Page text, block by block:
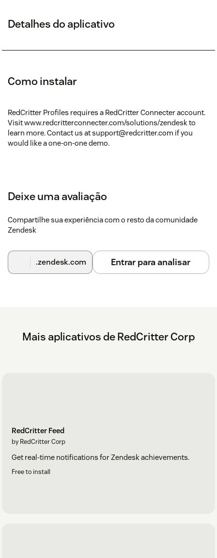
Detalhes do aplicativo
Como instalar
RedCritter Profiles requires a RedCritter Connecter account.
Visit www.redcritterconnecter.com/solutions/zendesk to
learn more. Contact us at support@redcritter.com if you
would like a one-on-one demo.
Deixe uma avaliação
Compartilhe sua experiência com o resto da comunidade
Zendesk
.zendesk.com Entrar para analisar
Mais aplicativos de RedCritter Corp
RedCritter Feed
by RedCritter Corp
Get real-time notifications for Zendesk achievements.
Free to install